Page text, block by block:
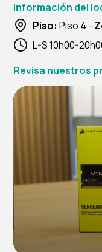
Información del
Piso: Piso 4 -
L-S 10h00-
Revisa nuestros